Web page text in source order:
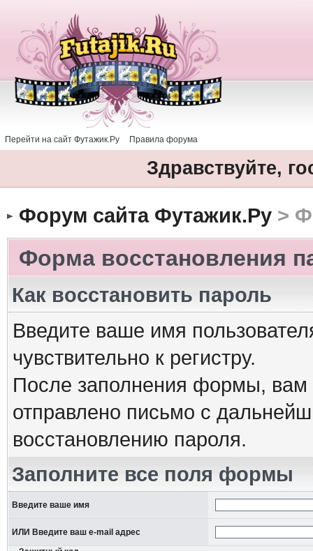
Перейти на сайт Футажик.Ру Правила форума
Здравствуйте,
Форум сайта Футажик.Ру>
Форма восстановления
Как восстановить пароль
Введите ваше имя
чувствительно к регистру.
После заполнения формы, вам
отправлено письмо с
восстановлению пароля.
Заполните все поля формы
Введите ваше имя
ИЛИ Введите ваш e-mail адрес